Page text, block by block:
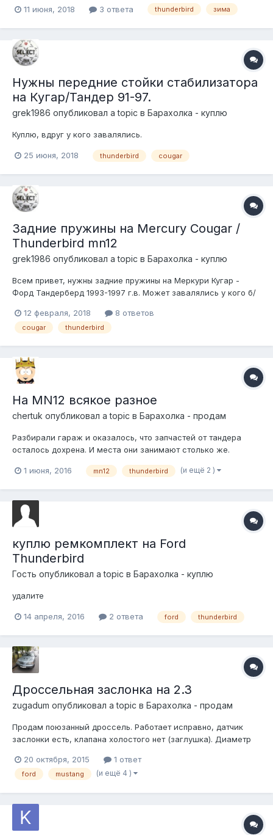
nie_ford_volvo_1464865955 Ценник 12 т.р. -2т.р.
11 июня, 2018 3 ответа thunderbird зима
Нужны передние стойки стабилизатора
на Кугар/Тандер 91-97.
grek1986 опубликовал a topic в Барахолка - куплю
Куплю, вдруг у кого завалялись.
25 июня, 2018 thunderbird cougar
Задние пружины на Mercury Cougar /
Thunderbird mn12
grek1986 опубликовал a topic в Барахолка - куплю
Всем привет, нужны задние пружины на Меркури Кугар -
Форд Тандерберд 1993-1997 г.в. Может завалялись у кого б/
поставил новые, жопа задралась, на кочках стучат задние
амортизаторы.
12 февраля, 2018 8 ответов
cougar thunderbird
На MN12 всякое разное
chertuk опубликовал a topic в Барахолка - продам
Разбирали гараж и оказалось, что запчастей от тандера
осталось дохрена. И места они занимают столько же.
вместе с машиной, часть докупал и планировал поставить,
под AOD. На маховике вы...
1 июня, 2016 mn12 thunderbird (и ещё 2 )
куплю ремкомплект на Ford
Thunderbird
Гость опубликовал a topic в Барахолка - куплю
удалите
14 апреля, 2016 2 ответа ford thunderbird
Дроссельная заслонка на 2.3
zugadum опубликовал a topic в Барахолка - продам
Продам поюзанный дроссель. Работает исправно, датчик
заслонки есть, клапана холостого нет (заглушка). Диаметр
Фото тут
20 октября, 2015 1 ответ
ford mustang (и ещё 4 )